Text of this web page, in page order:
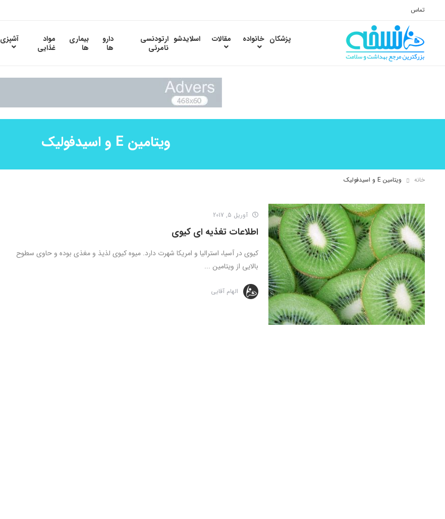
تماس
پزشکان خانواده مقالات اسلایدشو ارتودنسی
نامرئی
دارو
ها
بیماری
ها
مواد
غذایی
آشپزی
ویتامین E و اسیدفولیک
خانه ویتامین E و اسیدفولیک
آوریل 5, 2017
اطلاعات تغذیه ای کیوی
کیوی در آسیا، استرالیا و امریکا شهرت دارد. میوه کیوی لذیذ و مغذی بوده و حاوی سطوح
بالایی از ویتامین ...
الهام آقایی